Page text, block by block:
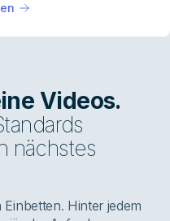
Videos.
nächstes
Hinter jedem